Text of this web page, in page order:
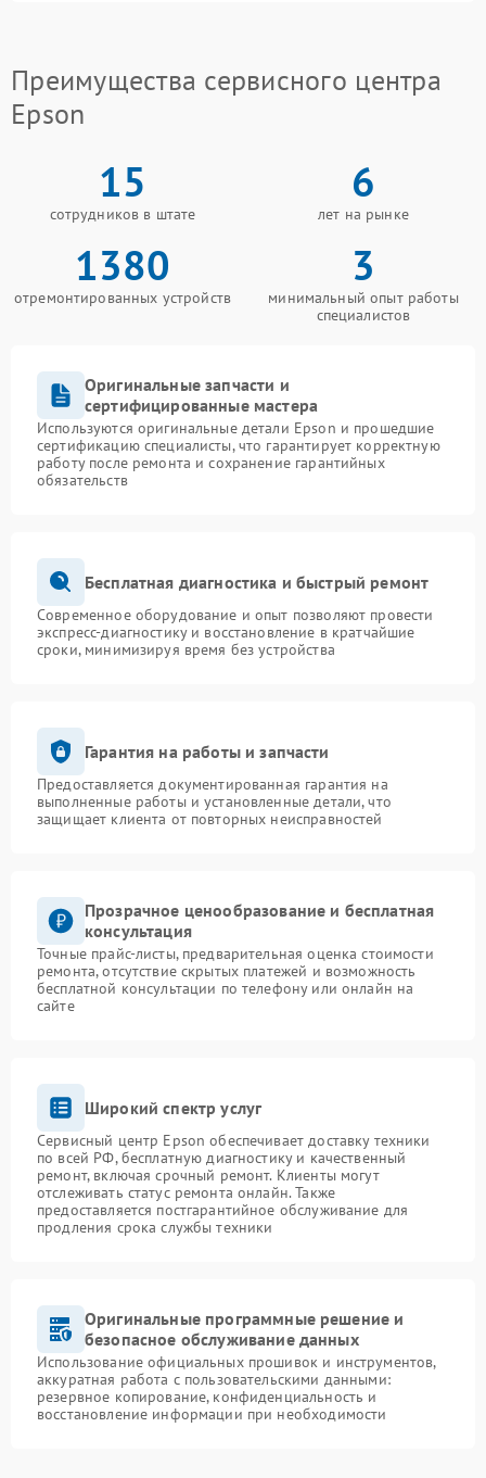
Преимущества сервисного центра
Epson
15
сотрудников в штате
6
лет на рынке
1380
отремонтированных устройств
3
минимальный опыт работы
специалистов
Оригинальные запчасти и
сертифицированные мастера
Используются оригинальные детали Epson и прошедшие
сертификацию специалисты, что гарантирует корректную
работу после ремонта и сохранение гарантийных
обязательств
Бесплатная диагностика и быстрый ремонт
Современное оборудование и опыт позволяют провести
экспресс-диагностику и восстановление в кратчайшие
сроки, минимизируя время без устройства
Гарантия на работы и запчасти
Предоставляется документированная гарантия на
выполненные работы и установленные детали, что
защищает клиента от повторных неисправностей
Прозрачное ценообразование и бесплатная
консультация
Точные прайс-листы, предварительная оценка стоимости
ремонта, отсутствие скрытых платежей и возможность
бесплатной консультации по телефону или онлайн на
сайте
Широкий спектр услуг
Сервисный центр Epson обеспечивает доставку техники
по всей РФ, бесплатную диагностику и качественный
ремонт, включая срочный ремонт. Клиенты могут
отслеживать статус ремонта онлайн. Также
предоставляется постгарантийное обслуживание для
продления срока службы техники
Оригинальные программные решение и
безопасное обслуживание данных
Использование официальных прошивок и инструментов,
аккуратная работа с пользовательскими данными:
резервное копирование, конфиденциальность и
восстановление информации при необходимости